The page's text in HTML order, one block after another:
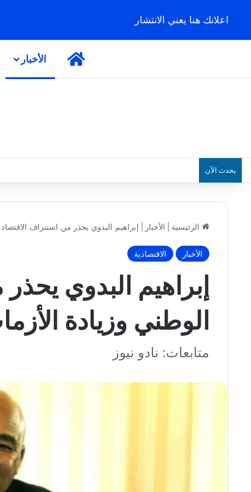
اعلانك هنا يعني الانتشار
الرئيسيةالأخبار
يحدث الأن
الرئيسية الأخبار إبراهيم البدوي يحذر من استنزاف الاقتصاد
الأخبار الاقتصادية
إبراهيم البدوي
الوطني وزيادة
متابعات: نادو نيوز